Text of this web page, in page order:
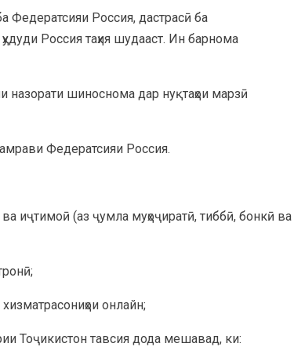
Федератсияи Россия, дастрасӣ ба
Россия таҳия шудааст. Ин барнома
назорати шиноснома дар нуқтаҳои марзӣ
Федератсияи Россия.
иҷтимоӣ (аз ҷумла муҳоҷиратӣ, тиббӣ, бонкӣ ва
онлайн;
Тоҷикистон тавсия дода мешавад, ки: